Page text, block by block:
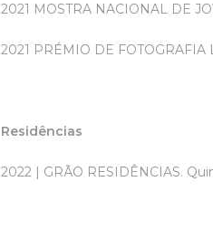
2021 MOSTRA NACIONAL DE
2021 PRÉMIO DE
Residências
2022 | GRÃO RESIDÊNCIAS.